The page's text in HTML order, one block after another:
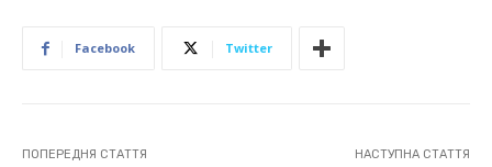
Facebook Twitter
ПОПЕРЕДНЯ СТАТТЯ НАСТУПНА СТАТТЯ